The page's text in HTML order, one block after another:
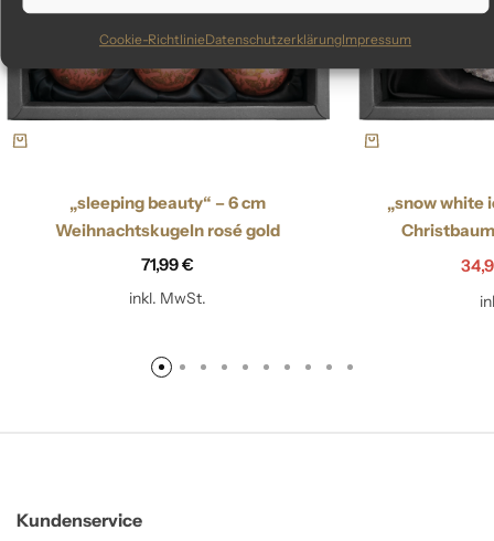
Cookie-RichtlinieDatenschutzerklärungImpressum
„sleeping beauty“ – 6 cm
Weihnachtskugeln rosé gold
71,99€
inkl. MwSt.
„snow white
Kundenservice